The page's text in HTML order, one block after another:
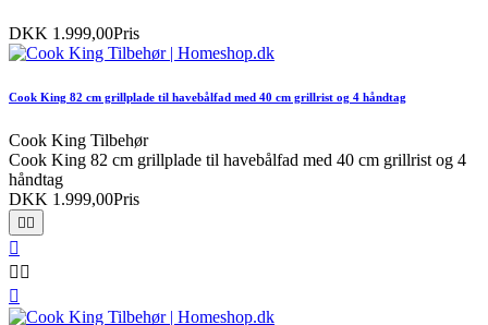
DKK 1.999,00Pris
Cook King 82 cm grillplade til havebålfad med 40 cm grillrist og 4 håndtag
Cook King Tilbehør
Cook King 82 cm grillplade til havebålfad med 40 cm grillrist og 4
håndtag
DKK 1.999,00Pris
 

 
